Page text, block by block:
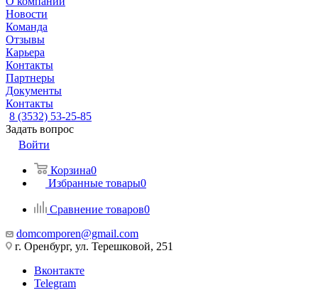
Новости
Команда
Отзывы
Карьера
Контакты
Партнеры
Документы
Контакты
8 (3532) 53-25-85
Задать вопрос
Войти
Корзина0
Избранные товары0
Сравнение товаров0
domcomporen@gmail.com
г. Оренбург, ул. Терешковой, 251
Вконтакте
Telegram